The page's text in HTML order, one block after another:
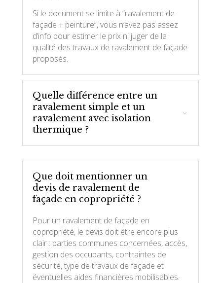
Si le document se limite à “ravalement de
façade + peinture”, vous n’avez pas assez
d’info pour estimer le prix ni juger de la
qualité des travaux de ravalement de façade
proposés.
Quelle différence entre un
ravalement simple et un
ravalement avec isolation
thermique ?
Que doit mentionner un
devis de ravalement de
façade en copropriété ?
Pour un ravalement de façade en
copropriété, le devis doit être encore plus
clair : parties communes concernées, accès,
gestion des occupants, contraintes de
sécurité, type de travaux de façade et
éventuelles aides financières mobilisables.